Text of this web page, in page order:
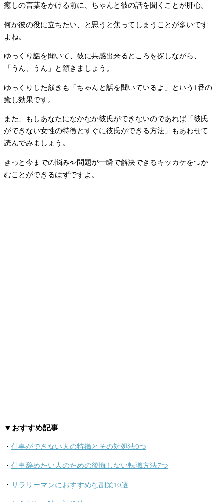
癒しの言葉をかける前に、ちゃんと彼の話を聞くことが肝心。
何か彼の役に立ちたい、と思うと焦ってしまうことが多いです
よね。
ゆっくり話を聞いて、彼に共感出来るところを探しながら、
「うん、うん」と頷きましょう。
ゆっくりした頷きも「ちゃんと話を聞いているよ」という1番の
癒し効果です。
また、もしあなたになかなか彼氏ができないのであれば「彼氏
ができない女性の特徴とすぐに彼氏ができる方法」もあわせて
読んでみましょう。
きっと今までの悩みや問題が一瞬で解決できるキッカケをつか
むことができるはずですよ。
▼おすすめ記事
・ 仕事ができない人の特徴とその対処法9つ
・ 仕事辞めたい人のための後悔しない転職方法7つ
・ サラリーマンにおすすめな副業10選